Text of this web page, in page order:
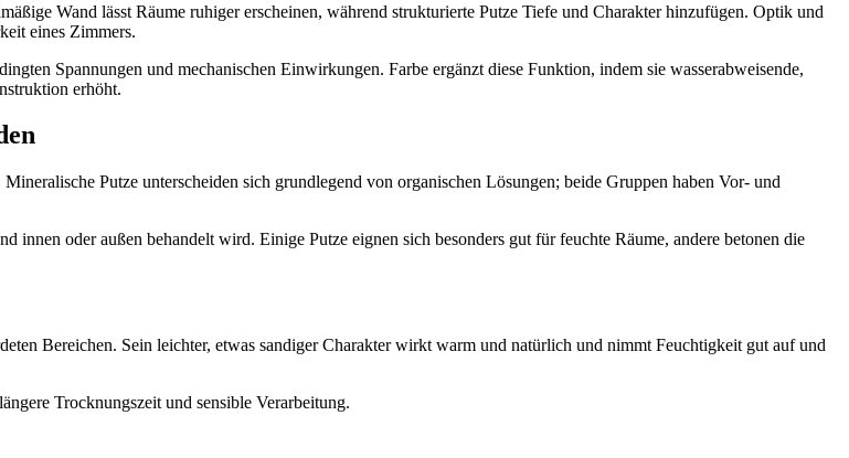
Wand lässt Räume ruhiger erscheinen, während strukturierte Putze Tiefe und Charakter hinzufügen. Optik und
eines Zimmers.
Spannungen und mechanischen Einwirkungen. Farbe ergänzt diese Funktion, indem sie wasserabweisende,
erhöht.
Putze unterscheiden sich grundlegend von organischen Lösungen; beide Gruppen haben Vor- und
oder außen behandelt wird. Einige Putze eignen sich besonders gut für feuchte Räume, andere betonen die
Bereichen. Sein leichter, etwas sandiger Charakter wirkt warm und natürlich und nimmt Feuchtigkeit gut auf und
Trocknungszeit und sensible Verarbeitung.